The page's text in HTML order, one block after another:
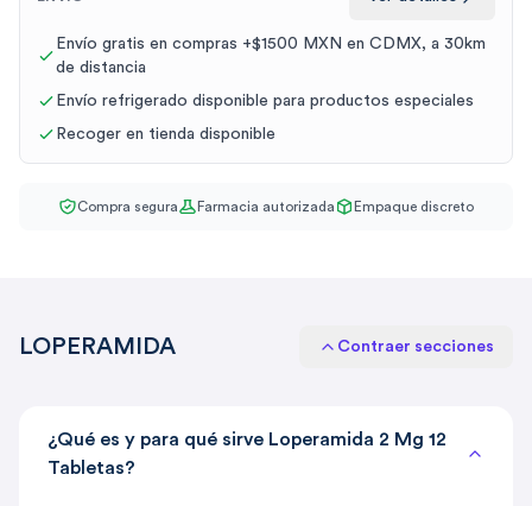
Envío gratis en compras +$1500 MXN en CDMX, a 30km
de distancia
Envío refrigerado disponible para productos especiales
Recoger en tienda disponible
Compra segura Farmacia autorizada Empaque discreto
LOPERAMIDA Contraer secciones
¿Qué es y para qué sirve Loperamida 2 Mg 12
Tabletas?